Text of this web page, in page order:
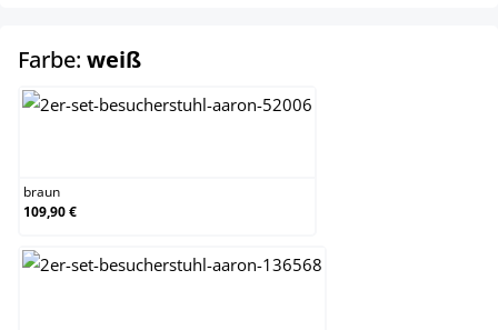
Farbe: weißauswählen
braun
109,90 €